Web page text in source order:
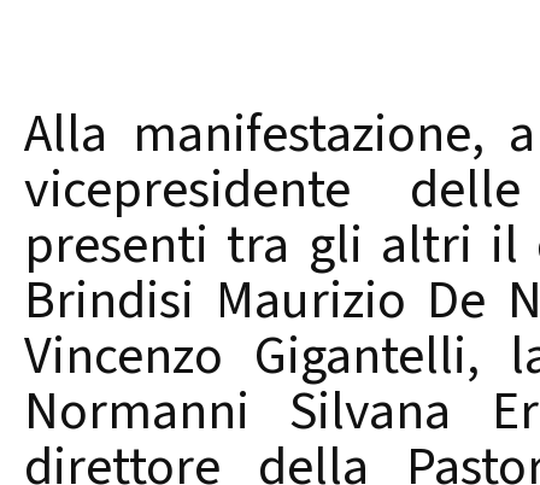
Alla manifestazione,
vicepresidente
presenti tra gli altri il
Brindisi Maurizio De
Vincenzo
Normanni Silvana
direttore della